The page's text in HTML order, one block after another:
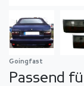
Goingfast
Passend